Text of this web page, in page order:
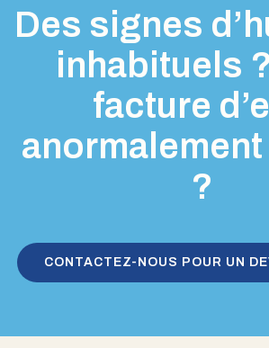
Des signes
inhabituels
facture
?
CONTACTEZ-NOUS POUR UN